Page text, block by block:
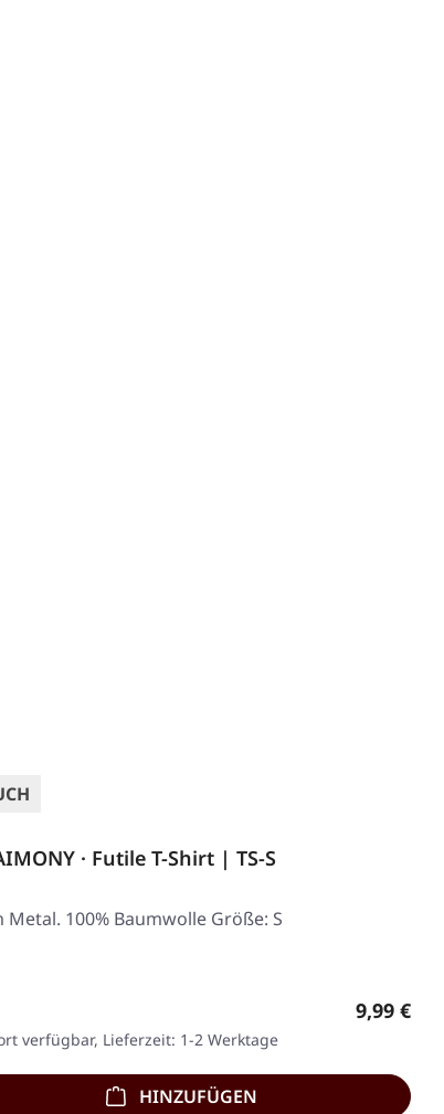
· Futile T-Shirt | TS-S
Metal. 100% Baumwolle Größe: S
9,99 €
verfügbar, Lieferzeit: 1-2 Werktage
HINZUFÜGEN